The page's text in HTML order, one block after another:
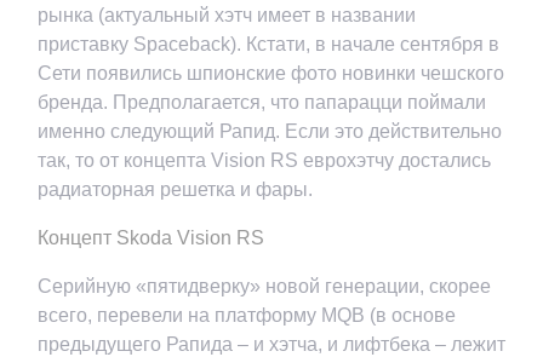
рынка (актуальный хэтч имеет в названии
приставку Spaceback). Кстати, в начале сентября в
Сети появились шпионские фото новинки чешского
бренда. Предполагается, что папарацци поймали
именно следующий Рапид. Если это действительно
так, то от концепта Vision RS еврохэтчу достались
радиаторная решетка и фары.
Концепт Skoda Vision RS
Серийную «пятидверку» новой генерации, скорее
всего, перевели на платформу MQB (в основе
предыдущего Рапида – и хэтча, и лифтбека – лежит